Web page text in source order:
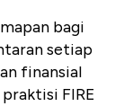
bagi
setiap
finansial
FIRE